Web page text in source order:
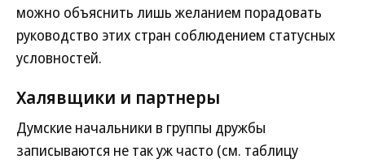
можно объяснить лишь желанием порадовать
руководство этих стран соблюдением статусных
условностей.
Халявщики и партнеры
Думские начальники в группы дружбы
записываются не так уж часто (см. таблицу